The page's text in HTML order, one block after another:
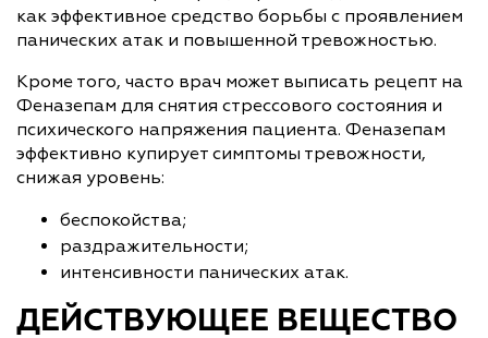
как эффективное средство борьбы с проявлением
панических атак и повышенной тревожностью.
Кроме того, часто врач может выписать рецепт на
Феназепам для снятия стрессового состояния и
психического напряжения пациента. Феназепам
эффективно купирует симптомы тревожности,
снижая уровень:
беспокойства;
раздражительности;
интенсивности панических атак.
ДЕЙСТВУЮЩЕЕ ВЕЩЕСТВО